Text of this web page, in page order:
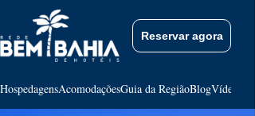
HospedagensAcomodaçõesGuia da RegiãoBlogVídeos
Reservar agora